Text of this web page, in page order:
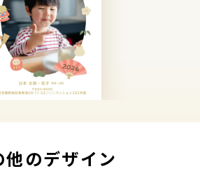
他のデザイン